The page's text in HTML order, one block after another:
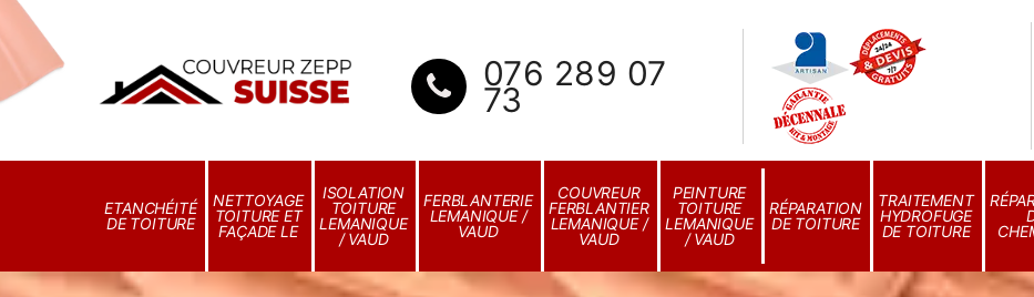
076 289 07
73
ETANCHÉITÉ
DE TOITURE
NETTOYAGE
TOITURE ET
FAÇADE LE
ISOLATION
TOITURE
LEMANIQUE
/ VAUD
FERBLANTERIE
LEMANIQUE /
VAUD
COUVREUR
FERBLANTIER
LEMANIQUE /
VAUD
PEINTURE
TOITURE
LEMANIQUE
/ VAUD
RÉPARATION
DE TOITURE
TRAITEMENT
HYDROFUGE
DE TOITURE